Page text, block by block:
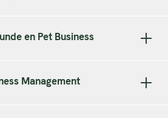
en Pet Business
Management